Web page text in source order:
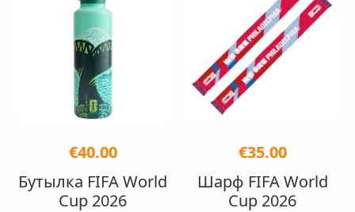
€40.00
Бутылка FIFA World
Cup 2026
€35.00
Шарф FIFA World
Cup 2026